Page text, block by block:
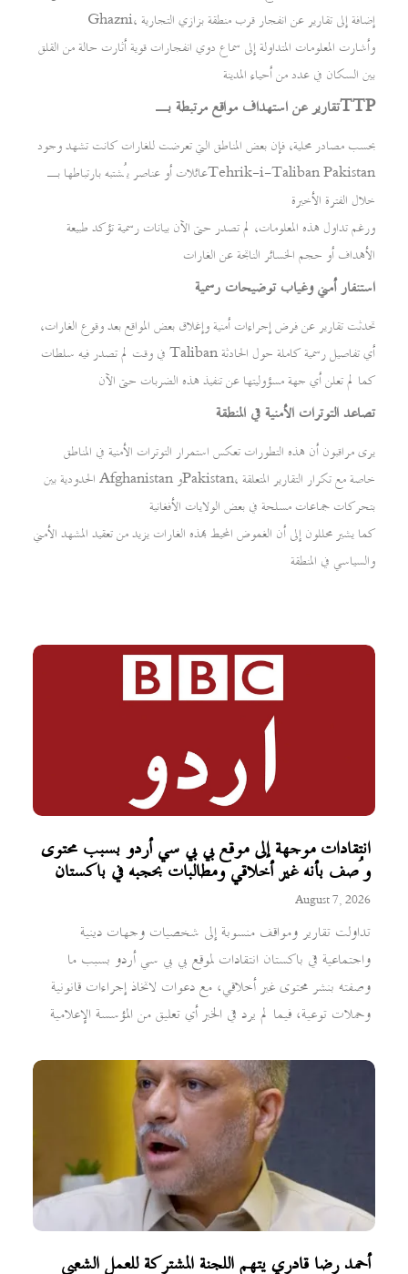
انتقادات موجهة إلى موقع بي بي سي أردو بسبب محتوى
وُصف بأنه غير أخلاقي ومطالبات بحجبه في باكستان
August 7, 2026
تداولت تقارير ومواقف منسوبة إلى شخصيات وجهات دينية
واجتماعية في باكستان انتقادات لموقع بي بي سي أردو بسبب ما
وصفته بنشر محتوى غير أخلاقي، مع دعوات لاتخاذ إجراءات قانونية
وحملات توعية، فيما لم يرد في الخبر أي تعليق من المؤسسة الإعلامية
أحمد رضا قادري يتهم اللجنة المشتركة للعمل الشعبي
Ghazni، إضافة إلى تقارير عن انفجار قرب منطقة بزازي التجارية
وأشارت المعلومات المتداولة إلى سماع دوي انفجارات قوية أثارت حالة من القلق
بين السكان في عدد من أحياء المدينة
تقارير عن استهداف مواقع مرتبطة بـTTP
بحسب مصادر محلية، فإن بعض المناطق التي تعرضت للغارات كانت تشهد وجود
عائلات أو عناصر يُشتبه بارتباطها بـTehrik-i-Taliban Pakistan
خلال الفترة الأخيرة
ورغم تداول هذه المعلومات، لم تصدر حتى الآن بيانات رسمية تؤكد طبيعة
الأهداف أو حجم الخسائر الناتجة عن الغارات
استنفار أمني وغياب توضيحات رسمية
تحدثت تقارير عن فرض إجراءات أمنية وإغلاق بعض المواقع بعد وقوع الغارات،
في وقت لم تصدر فيه سلطات Taliban أي تفاصيل رسمية كاملة حول الحادثة
كما لم تعلن أي جهة مسؤوليتها عن تنفيذ هذه الضربات حتى الآن
تصاعد التوترات الأمنية في المنطقة
يرى مراقبون أن هذه التطورات تعكس استمرار التوترات الأمنية في المناطق
الحدودية بين Afghanistan وPakistan، خاصة مع تكرار التقارير المتعلقة
بتحركات جماعات مسلحة في بعض الولايات الأفغانية
كما يشير محللون إلى أن الغموض المحيط بهذه الغارات يزيد من تعقيد المشهد الأمني
والسياسي في المنطقة